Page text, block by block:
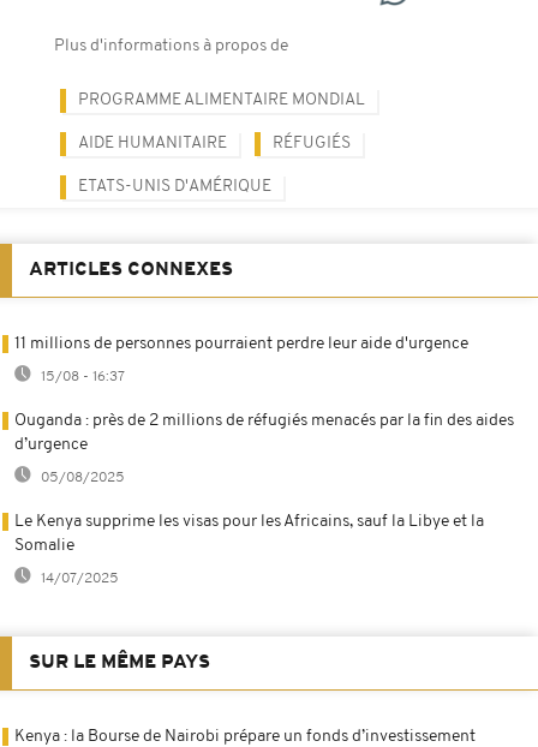
Plus d'informations à propos de
PROGRAMME ALIMENTAIRE MONDIAL
AIDE HUMANITAIRE RÉFUGIÉS
ETATS-UNIS D'AMÉRIQUE
ARTICLES CONNEXES
11 millions de personnes pourraient perdre leur aide d'urgence
15/08 - 16:37
Ouganda : près de 2 millions de réfugiés menacés par la fin des aides
d’urgence
05/08/2025
Le Kenya supprime les visas pour les Africains, sauf la Libye et la
Somalie
14/07/2025
SUR LE MÊME PAYS
Kenya : la Bourse de Nairobi prépare un fonds d’investissement